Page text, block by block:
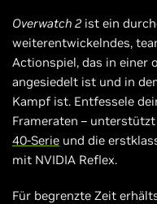
Overwatch 2 ist ein
weiterentwickelndes,
Actionspiel, das in
angesiedelt ist und in
Kampf ist. Entfessele
Frameraten –
40-Serie und die
mit NVIDIA Reflex.
Für begrenzte Zeit